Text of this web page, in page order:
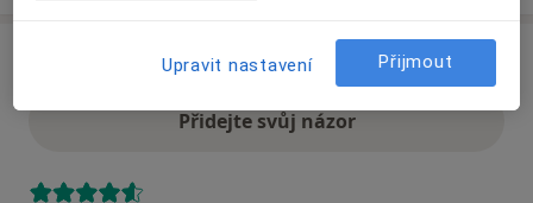
Přidejte svůj názor
Upravit nastavení Přijmout